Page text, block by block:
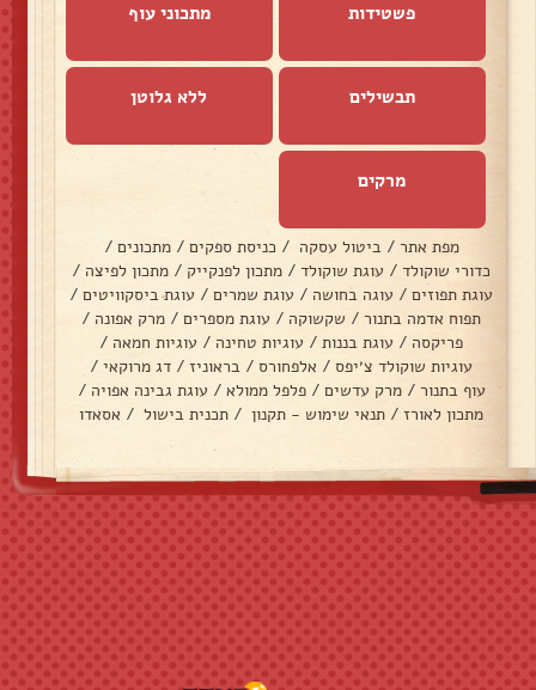
פשטידות מתכוני עוף
תבשילים ללא גלוטן
מרקים
מפת אתר / ביטול עסקה / כניסת ספקים / מתכונים /
כדורי שוקולד / עוגת שוקולד / מתכון לפנקייק / מתכון לפיצה /
עוגת תפוזים / עוגה בחושה / עוגת שמרים / עוגת ביסקוויטים /
תפוח אדמה בתנור / שקשוקה / עוגת מספרים / מרק אפונה /
פריקסה / עוגת בננות / עוגיות טחינה / עוגיות חמאה /
עוגיות שוקולד צ׳יפס / אלפחורס / בראוניז / דג מרוקאי /
עוף בתנור / מרק עדשים / פלפל ממולא / עוגת גבינה אפויה /
מתכון לאורז / תנאי שימוש - תקנון / תכנית בישול / אסאדו